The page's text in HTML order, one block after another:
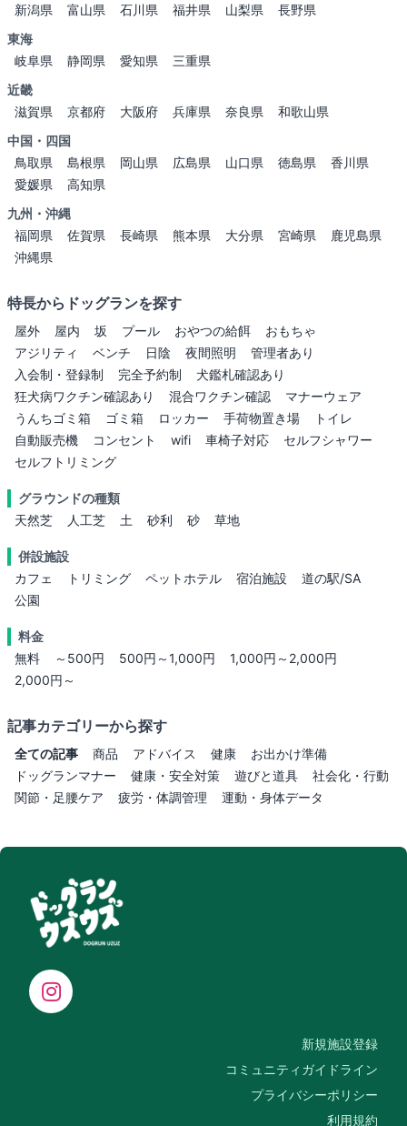
新潟県
富山県 石川県 福井県 山梨県
長野県
東海
岐阜県
静岡県 愛知県
三重県
近畿
滋賀県
京都府 大阪府 兵庫県 奈良県
和歌山県
中国・四国
鳥取県
島根県 岡山県 広島県 山口県 徳島県
香川県
愛媛県
高知県
九州・沖縄
福岡県
佐賀県 長崎県 熊本県 大分県 宮崎県
鹿児島県
沖縄県
特長からドッグランを探す
屋外 屋内 坂 プール おやつの給餌
おもちゃ
アジリティ
ベンチ 日陰 夜間照明
管理者あり
入会制・登録制
完全予約制
犬鑑札確認あり
狂犬病ワクチン確認あり
混合ワクチン確認
マナーウェア
うんちゴミ箱
ゴミ箱 ロッカー 手荷物置き場
トイレ
自動販売機
コンセント wifi 車椅子対応
セルフシャワー
セルフトリミング
グラウンドの種類
天然芝
人工芝 土 砂利 砂 草地
併設施設
カフェ
トリミング ペットホテル 宿泊施設
道の駅/SA
公園
料金
無料
～500円 500円～1,000円
1,000円～2,000円
2,000円～
記事カテゴリーから探す
全ての記事 商品 アドバイス 健康
お出かけ準備
ドッグランマナー
健康・安全対策 遊びと道具
社会化・行動
関節・足腰ケア
疲労・体調管理 運動・身体データ
新規施設登録
コミュニティガイドライン
プライバシーポリシー
利用規約